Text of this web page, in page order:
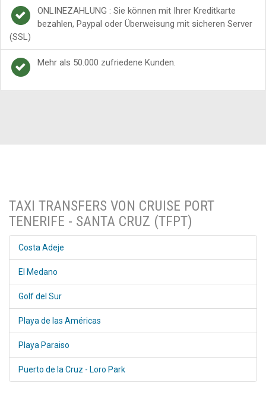
ONLINEZAHLUNG : Sie können mit Ihrer Kreditkarte
bezahlen, Paypal oder Überweisung mit sicheren Server
(SSL)
Mehr als 50.000 zufriedene Kunden.
TAXI TRANSFERS VON CRUISE PORT
TENERIFE - SANTA CRUZ (TFPT)
Costa Adeje
El Medano
Golf del Sur
Playa de las Américas
Playa Paraiso
Puerto de la Cruz - Loro Park